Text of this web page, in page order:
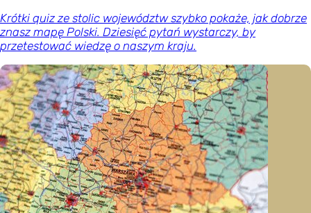
Krótki quiz ze stolic województw szybko pokaże, jak dobrze
znasz mapę Polski. Dziesięć pytań wystarczy, by
przetestować wiedzę o naszym kraju.